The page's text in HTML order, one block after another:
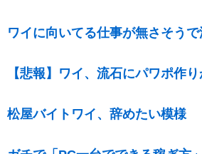
ワイに向いてる仕事が無さそうで
【悲報】ワイ、流石にパワポ作
松屋バイトワイ、辞めたい模様